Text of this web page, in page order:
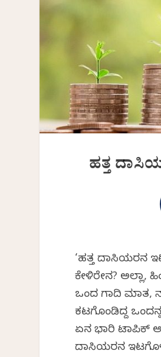
ಹತ್ತ
‘ಹತ್ತ ದಾಸಿಯರನ
ಕೇಳಿರೇನ? ಅಲ್ಲಾ,
ಒಂದ ಗಾದಿ ಮಾತ,
ಕಟಗೊಂಡಿದ್ದ
ಏನ ಭಾರಿ ಟಾಪಿಕ್
ದಾಸಿಯರನ